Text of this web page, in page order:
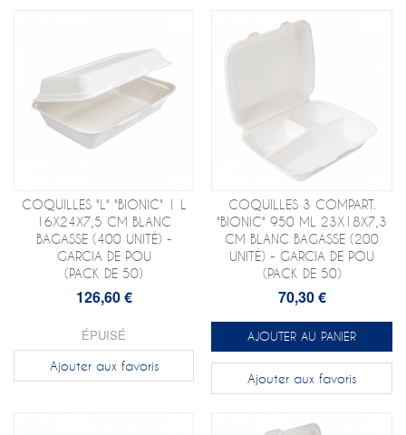
COQUILLES "L" "BIONIC" 1 L
16X24X7,5 CM BLANC
BAGASSE (400 UNITÉ) -
GARCIA DE POU
(PACK DE 50)
126,60 €
ÉPUISÉ
Ajouter aux favoris
COQUILLES 3 COMPART.
"BIONIC" 950 ML 23X18X7,3
CM BLANC BAGASSE (200
UNITÉ) - GARCIA DE POU
(PACK DE 50)
70,30 €
AJOUTER AU PANIER
Ajouter aux favoris